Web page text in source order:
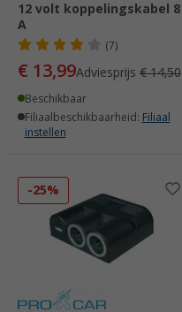
12 volt koppelingskabel 8
A
(7)
€ 13,99Adviesprijs € 14,50
Beschikbaar
Filiaalbeschikbaarheid: Filiaal
instellen
-25%